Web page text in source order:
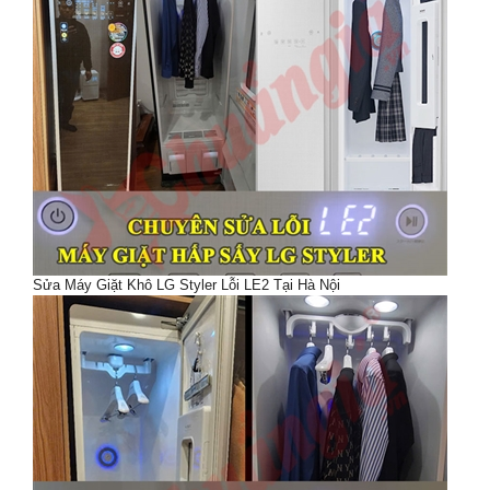
Sửa Máy Giặt Khô LG Styler Lỗi LE2 Tại Hà Nội